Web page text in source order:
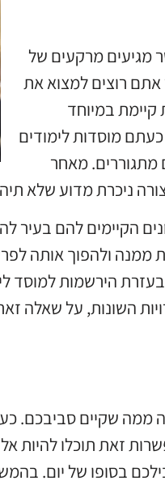
מגיעים מרקעים של
אתם רוצים למצוא את
במיוחד
מוסדות לימודים
מתגוררים. מאחר
ניכרת מדוע שלא
הקיימים להם בעיר
ממנה ולהפוך אותה
הירשמות למוסד
השונות, על שאלה
ממה שקיים סביבכם.
זאת תוכלו להיות אלו
בסופו של יום.